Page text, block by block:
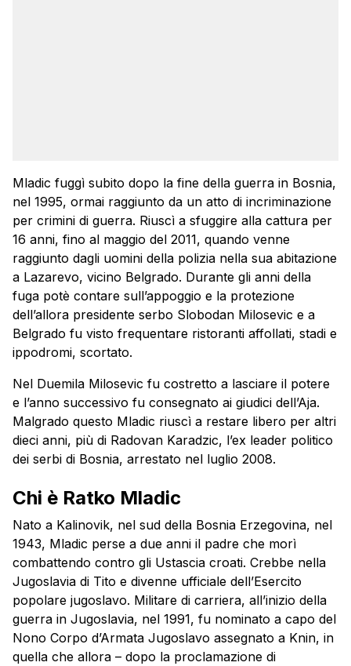
Mladic fuggì subito dopo la fine della guerra in Bosnia,
nel 1995, ormai raggiunto da un atto di incriminazione
per crimini di guerra. Riuscì a sfuggire alla cattura per
16 anni, fino al maggio del 2011, quando venne
raggiunto dagli uomini della polizia nella sua abitazione
a Lazarevo, vicino Belgrado. Durante gli anni della
fuga potè contare sull’appoggio e la protezione
dell’allora presidente serbo Slobodan Milosevic e a
Belgrado fu visto frequentare ristoranti affollati, stadi e
ippodromi, scortato.
Nel Duemila Milosevic fu costretto a lasciare il potere
e l’anno successivo fu consegnato ai giudici dell’Aja.
Malgrado questo Mladic riuscì a restare libero per altri
dieci anni, più di Radovan Karadzic, l’ex leader politico
dei serbi di Bosnia, arrestato nel luglio 2008.
Chi è Ratko Mladic
Nato a Kalinovik, nel sud della Bosnia Erzegovina, nel
1943, Mladic perse a due anni il padre che morì
combattendo contro gli Ustascia croati. Crebbe nella
Jugoslavia di Tito e divenne ufficiale dell’Esercito
popolare jugoslavo. Militare di carriera, all’inizio della
guerra in Jugoslavia, nel 1991, fu nominato a capo del
Nono Corpo d’Armata Jugoslavo assegnato a Knin, in
quella che allora – dopo la proclamazione di